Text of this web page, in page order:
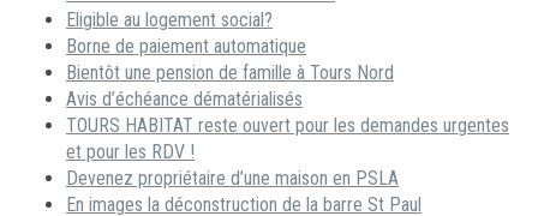
Eligible au logement social?
Borne de paiement automatique
Bientôt une pension de famille à Tours Nord
Avis d’échéance dématérialisés
TOURS HABITAT reste ouvert pour les demandes urgentes
et pour les RDV !
Devenez propriétaire d’une maison en PSLA
En images la déconstruction de la barre St Paul